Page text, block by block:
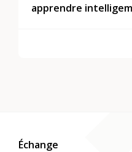
apprendre
Échange